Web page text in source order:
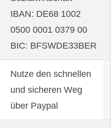
IBAN: DE68 1002
0500 0001 0379 00
BIC: BFSWDE33BER
Nutze den schnellen
und sicheren Weg
über Paypal